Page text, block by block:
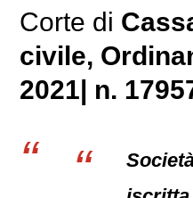
Corte di
civile,
2021| n.